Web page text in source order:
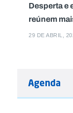
Desperta e
reúnem
29 DE ABRIL,
Agenda